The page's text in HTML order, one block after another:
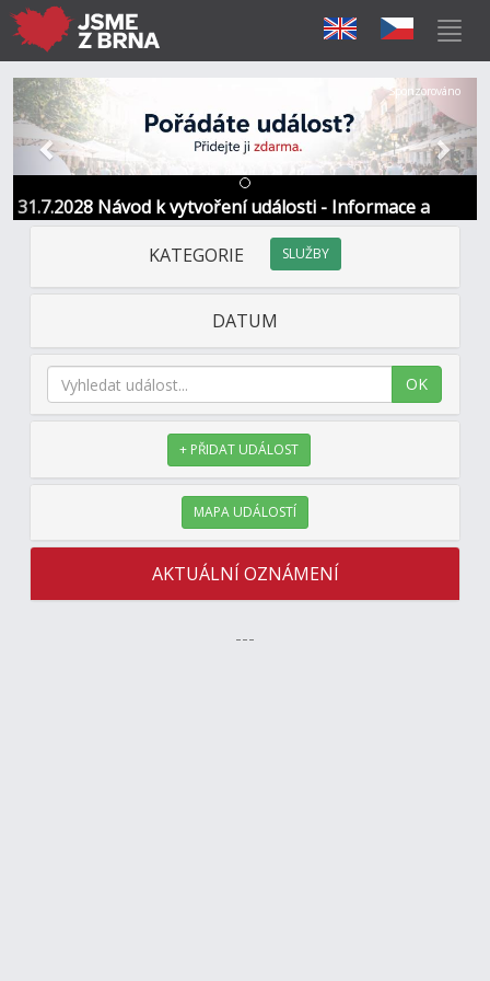
31.7.2028 Návod k vytvoření události - Informace a
kontakt
Předchozí Další
Sponzorováno
KATEGORIE SLUŽBY
DATUM
OK
+ PŘIDAT UDÁLOST
MAPA UDÁLOSTÍ
AKTUÁLNÍ OZNÁMENÍ
---